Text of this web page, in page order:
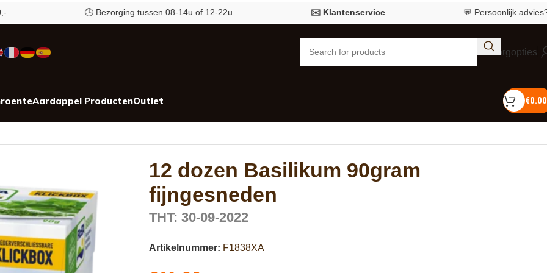
🕒 Bezorging tussen 08-14u of 12-22u ✉️ Klantenservice 💬 Persoonlijk advies?Bel
Bezorgopties
Aardappel ProductenOutlet €0.00
12 dozen Basilikum 90gram
fijngesneden
THT: 30-09-2022
Artikelnummer: F1838XA